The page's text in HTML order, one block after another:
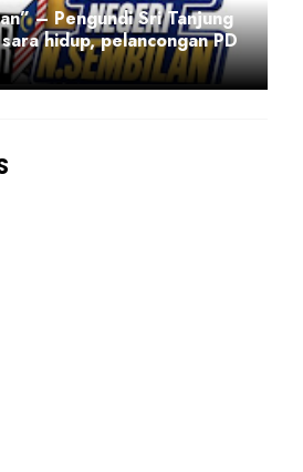
– Pengundi Sri Tanjung
hidup, pelancongan PD